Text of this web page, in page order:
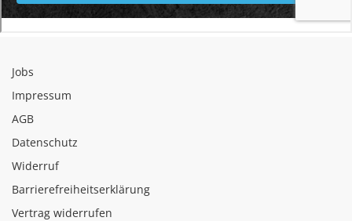
Jobs
Impressum
AGB
Datenschutz
Widerruf
Barrierefreiheitserklärung
Vertrag widerrufen